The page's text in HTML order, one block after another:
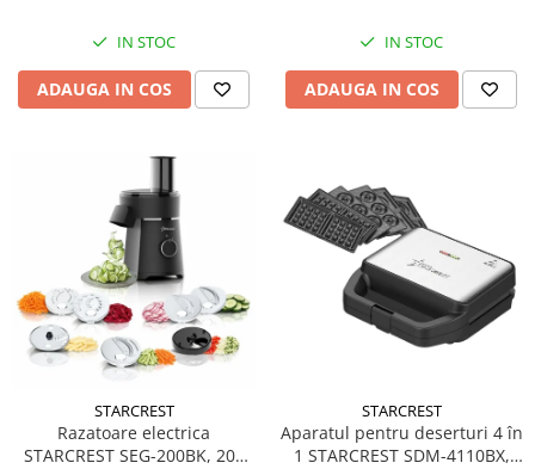
IN STOC
ADAUGA IN COS
IN STOC
ADAUGA IN COS
STARCREST
Razatoare electrica
STARCREST SEG-200BK, 200
STARCREST
Aparatul pentru deserturi 4 în
1 STARCREST SDM-4110BX,